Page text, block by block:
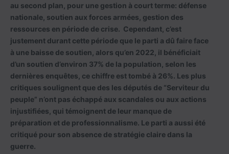
au second plan, pour une gestion à court terme: défense
nationale, soutien aux forces armées, gestion des
ressources en période de crise. Cependant, c’est
justement durant cette période que le parti a dû faire face
à une baisse de soutien, alors qu’en 2022, il bénéficiait
d’un soutien d’environ 37% de la population, selon les
dernières enquêtes, ce chiffre est tombé à 26%. Les plus
critiques soulignent que des les députés de “Serviteur du
peuple” n’ont pas échappé aux scandales ou aux actions
injustifiées, qui témoignent de leur manque de
préparation et de professionnalisme. Le parti a aussi été
critiqué pour son absence de stratégie claire dans la
guerre.